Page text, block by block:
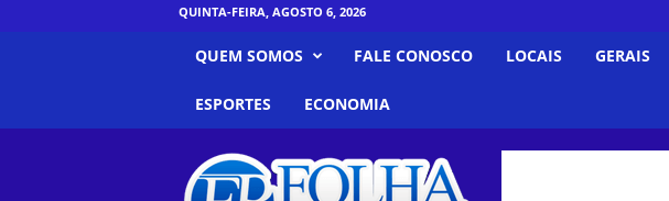
QUINTA-FEIRA, AGOSTO 6, 2026
QUEM SOMOS FALE CONOSCO LOCAIS GERAIS
ESPORTES ECONOMIA